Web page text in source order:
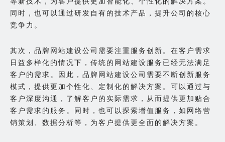
同时，也可以通过研发自有的技术产品，提升公司的核心
竞争力。
其次，品牌网站建设公司需要注重服务创新。在客户需求
日益多样化的情况下，传统的网站建设服务已经无法满足
客户的需求。因此，品牌网站建设公司需要不断创新服务
模式，提供更加个性化、定制化的解决方案。可以通过与
客户深度沟通，了解客户的实际需求，从而提供更加贴合
客户需求的服务。同时，也可以探索增值服务，如网络营
销策划、数据分析等，为客户提供更全面的解决方案。